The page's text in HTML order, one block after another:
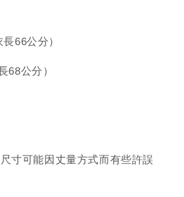
66公分）
68公分）
寸可能因丈量方式而有些許誤